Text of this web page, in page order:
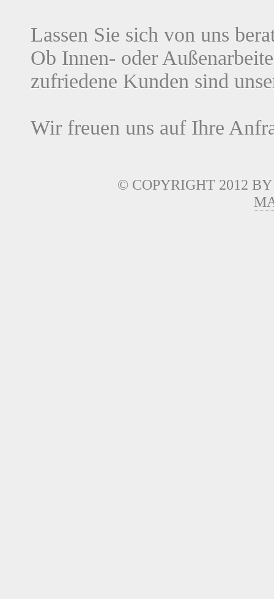
Lassen Sie sich von uns
Ob Innen- oder
zufriedene Kunden sind
Wir freuen uns auf Ihre
© COPYRIGHT 2012